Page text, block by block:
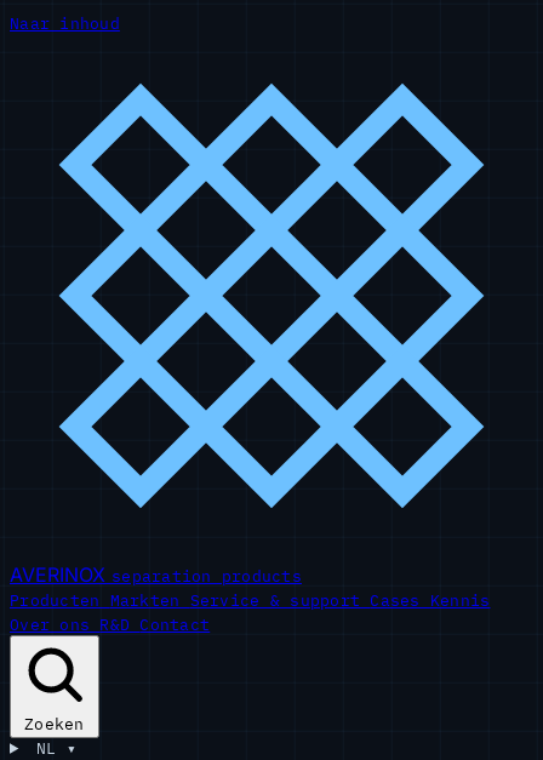
Naar inhoud
AVERINOX separation products
Producten Markten Service & support Cases Kennis
Over ons R&D Contact
Zoeken
NL ▾